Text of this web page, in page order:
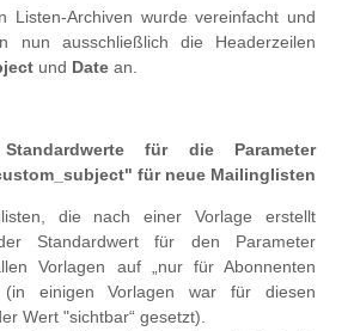
Listen-Archiven wurde vereinfacht und
nun ausschließlich die Headerzeilen
und Date an.
für die Parameter
für neue Mailinglisten
die nach einer Vorlage erstellt
Standardwert für den Parameter
Vorlagen auf „nur für Abonnenten
(in einigen Vorlagen war für diesen
Wert "sichtbar“ gesetzt).